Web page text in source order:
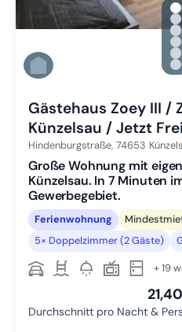
Gästehaus Zoey III /
Künzelsau / Jetzt
Hindenburgstraße, 74653
Große Wohnung mit
Künzelsau. In 7 Minuten
Gewerbegebiet.
Ferienwohnung
5× Doppelzimmer (2 Gäste)
+ 19
Durchschnitt pro Nacht &